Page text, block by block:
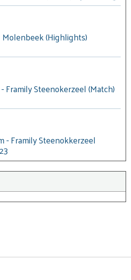
Molenbeek (Highlights)
Framily Steenokerzeel (Match)
- Framily Steenokkerzeel